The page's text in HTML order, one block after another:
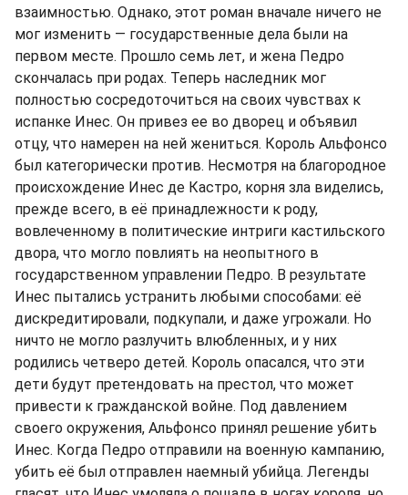
взаимностью. Однако, этот роман вначале ничего не
мог изменить — государственные дела были на
первом месте. Прошло семь лет, и жена Педро
скончалась при родах. Теперь наследник мог
полностью сосредоточиться на своих чувствах к
испанке Инес. Он привез ее во дворец и объявил
отцу, что намерен на ней жениться. Король Альфонсо
был категорически против. Несмотря на благородное
происхождение Инес де Кастро, корня зла виделись,
прежде всего, в её принадлежности к роду,
вовлеченному в политические интриги кастильского
двора, что могло повлиять на неопытного в
государственном управлении Педро. В результате
Инес пытались устранить любыми способами: её
дискредитировали, подкупали, и даже угрожали. Но
ничто не могло разлучить влюбленных, и у них
родились четверо детей. Король опасался, что эти
дети будут претендовать на престол, что может
привести к гражданской войне. Под давлением
своего окружения, Альфонсо принял решение убить
Инес. Когда Педро отправили на военную кампанию,
убить её был отправлен наемный убийца. Легенды